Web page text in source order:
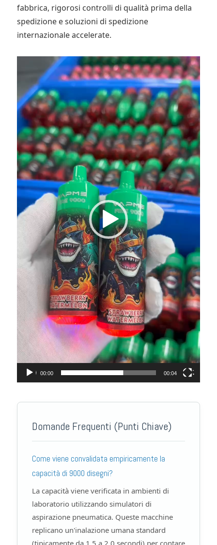
fabbrica, rigorosi controlli di qualità prima della
spedizione e soluzioni di spedizione
internazionale accelerate.
Lettore
video
00:00 00:04
Domande Frequenti (Punti Chiave)
Come viene convalidata empiricamente la
capacità di 9000 disegni?
La capacità viene verificata in ambienti di
laboratorio utilizzando simulatori di
aspirazione pneumatica. Queste macchine
replicano un'inalazione umana standard
(tipicamente da 1,5 a 2,0 secondi) per contare